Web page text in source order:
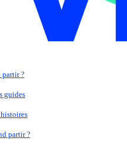
partir ?
guides
histoires
partir ?